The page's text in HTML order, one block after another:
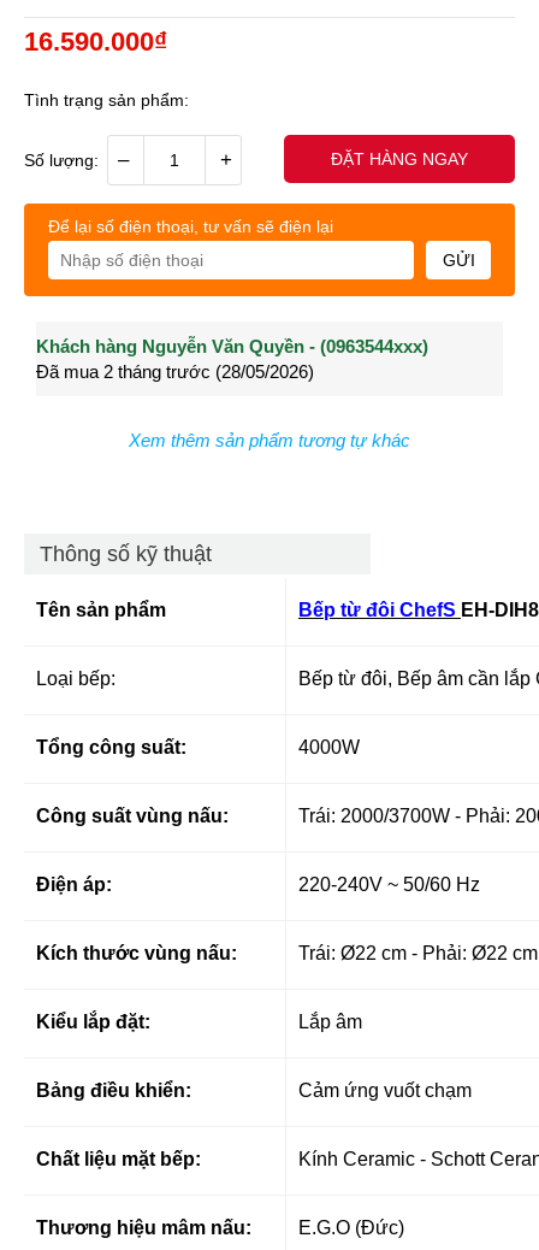
16.590.000₫
Tình trạng sản phẩm:
Số lượng: – + ĐẶT HÀNG NGAY
Để lại số điện thoại, tư vấn sẽ điện lại
GỬI
Khách hàng Nguyễn Văn Quyền - (0963544xxx)
Đã mua 2 tháng trước (28/05/2026)
Khách hàng Nguyễn Thành Long - (0902021xxx)
Đã mua 3 tháng trước (27/04/2026)
Xem thêm sản phẩm tương tự khác
Thông số kỹ thuật
Tên sản phẩm Bếp từ đôi ChefS EH-
Loại bếp: Bếp từ đôi, Bếp âm cần lắp
Tổng công suất: 4000W
Công suất vùng nấu: Trái: 2000/3700W - Phải:
Điện áp: 220-240V ~ 50/60 Hz
Kích thước vùng nấu: Trái: Ø22 cm - Phải: Ø22 cm
Kiểu lắp đặt: Lắp âm
Bảng điều khiển: Cảm ứng vuốt chạm
Chất liệu mặt bếp: Kính Ceramic - Schott
Thương hiệu mâm nấu: E.G.O (Đức)